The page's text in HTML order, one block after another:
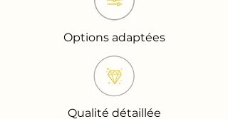
Options adaptées
Qualité détaillée